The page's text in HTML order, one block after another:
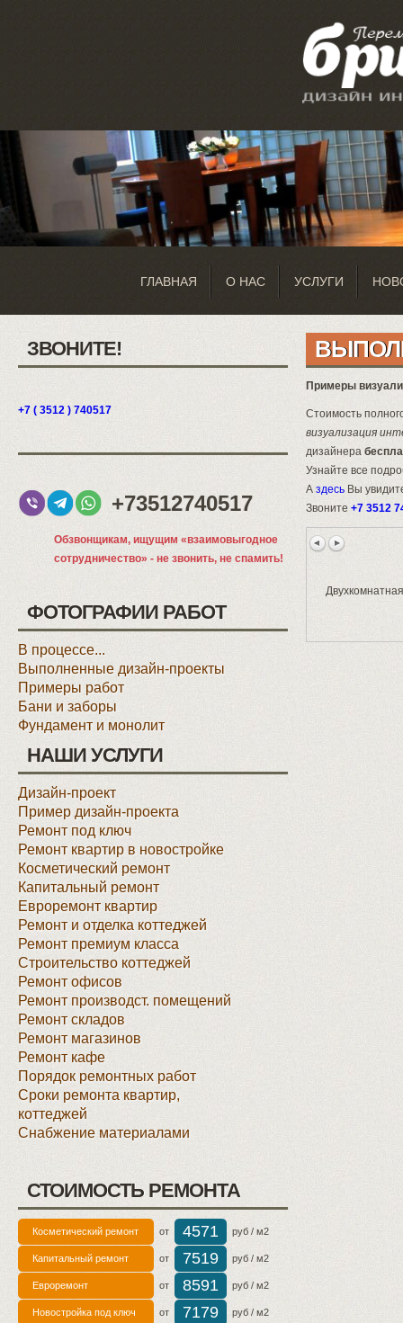
ГЛАВНАЯ О НАС УСЛУГИ
ЗВОНИТЕ!
+7 ( 3512 ) 740517
+73512740517
Обзвонщикам, ищущим «взаимовыгодное
сотрудничество» - не звонить, не спамить!
ФОТОГРАФИИ РАБОТ
В процессе...
Выполненные дизайн-проекты
Примеры работ
Бани и заборы
Фундамент и монолит
НАШИ УСЛУГИ
Дизайн-проект
Пример дизайн-проекта
Ремонт под ключ
Ремонт квартир в новостройке
Косметический ремонт
Капитальный ремонт
Евроремонт квартир
Ремонт и отделка коттеджей
Ремонт премиум класса
Строительство коттеджей
Ремонт офисов
Ремонт производст. помещений
Ремонт складов
Ремонт магазинов
Ремонт кафе
Порядок ремонтных работ
Сроки ремонта квартир,
коттеджей
Снабжение материалами
СТОИМОСТЬ РЕМОНТА
Косметический ремонт от 4571 руб / м2
Капитальный ремонт от 7519 руб / м2
Евроремонт от 8591 руб / м2
Новостройка под ключ от 7179 руб / м2
Примеры
Стоимость
визуализация
дизайнера
Узнайте все
А здесь Вы
Звоните +7 3512